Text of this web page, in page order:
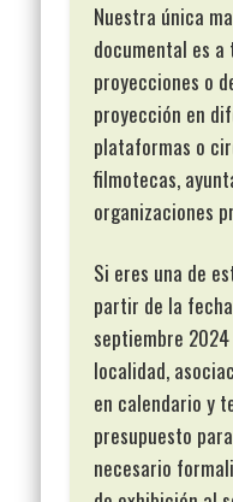
Nuestra única
documental es
proyecciones o
proyección en
plataformas o
filmotecas,
organizaciones
Si eres una de
partir de la
septiembre 2024
localidad,
en calendario y
presupuesto
necesario